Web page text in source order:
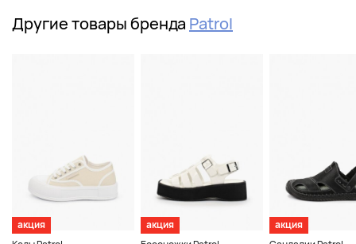
Другие товары бренда Patrol
акция
акция
акция